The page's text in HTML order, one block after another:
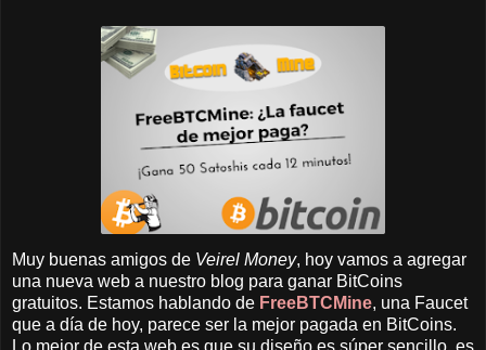
Muy buenas amigos de Veirel Money, hoy vamos a agregar
una nueva web a nuestro blog para ganar BitCoins
gratuitos. Estamos hablando de FreeBTCMine, una Faucet
que a día de hoy, parece ser la mejor pagada en BitCoins.
Lo mejor de esta web es que su diseño es súper sencillo, es